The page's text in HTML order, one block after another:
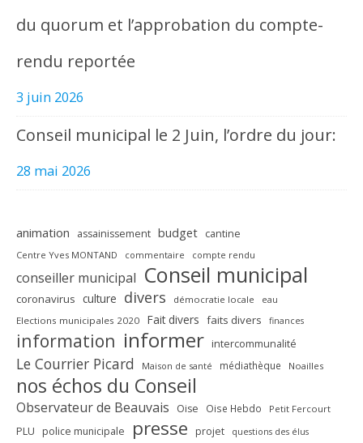
du quorum et l’approbation du compte-
rendu reportée
3 juin 2026
Conseil municipal le 2 Juin, l’ordre du jour:
28 mai 2026
animation assainissement budget cantine
Centre Yves MONTAND commentaire compte rendu
conseiller municipal Conseil municipal
coronavirus culture divers démocratie locale eau
Elections municipales 2020 Fait divers faits divers finances
information informer intercommunalité
Le Courrier Picard Maison de santé médiathèque Noailles
nos échos du Conseil
Observateur de Beauvais Oise Oise Hebdo Petit Fercourt
PLU police municipale presse projet questions des élus